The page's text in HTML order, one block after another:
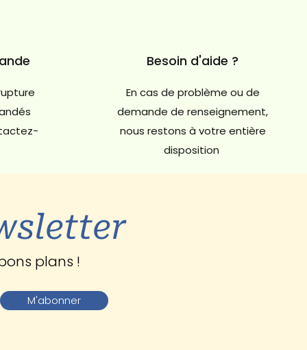
Besoin d'aide ?
En cas de problème ou de
demande de renseignement,
nous restons à votre entière
disposition
plans !
M'abonner